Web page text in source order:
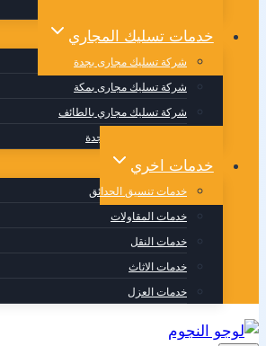
خدمات تسليك المجاري
شركة تسليك مجارى بجدة
شركة تسليك مجارى بمكة
شركة تسليك مجاري بالطائف
وايت صرف صحي بجدة
خدمات اخري
خدمات تنسيق الحدائق
خدمات المقاولات
خدمات النقل
خدمات الاثاث
خدمات العزل